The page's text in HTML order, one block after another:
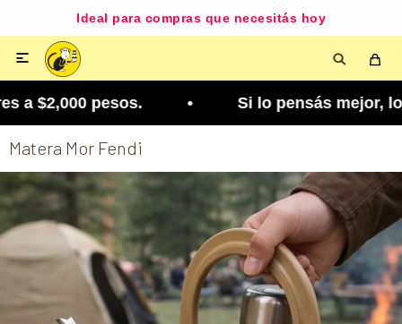
Ideal para compras que necesitás hoy

a $2,000 pesos. • Si lo pensás mejor, lo
Matera Mor Fendi